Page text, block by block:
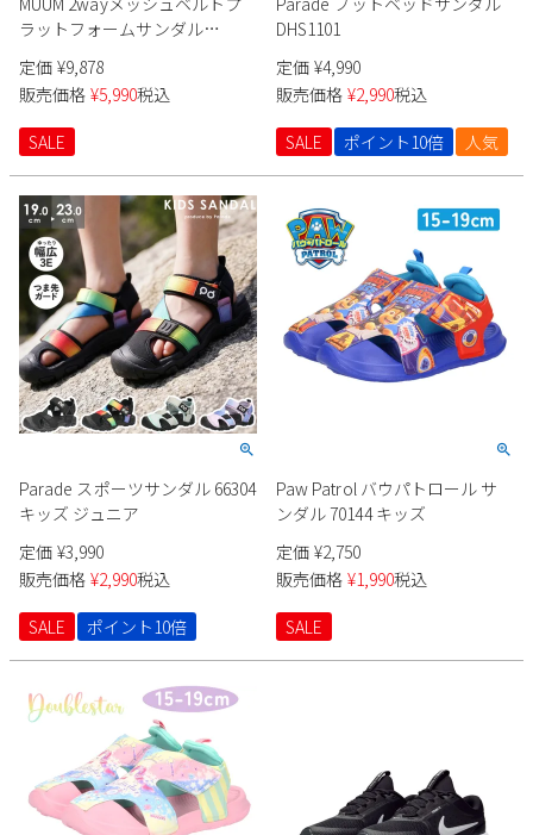
ラットフォームサンダル
WX6142 レディース
定価 ¥9,878
販売価格 ¥5,990税込
SALE
DHS1101
定価 ¥4,990
販売価格 ¥2,990税込
SALE
ポイント10倍 人気
Parade スポーツサンダル 66304
キッズ ジュニア
定価 ¥3,990
販売価格 ¥2,990税込
SALE
ポイント10倍
Paw Patrol バウパトロール サ
ンダル 70144 キッズ
定価 ¥2,750
販売価格 ¥1,990税込
SALE